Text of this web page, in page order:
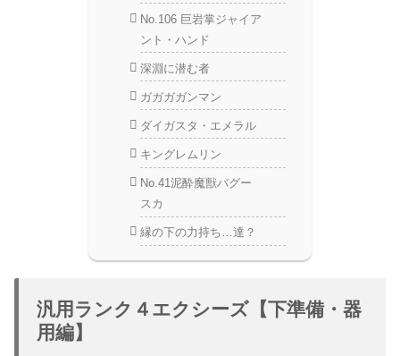
No.106 巨岩掌ジャイア
ント・ハンド
深淵に潜む者
ガガガガンマン
ダイガスタ・エメラル
キングレムリン
No.41泥酔魔獣バグー
スカ
縁の下の力持ち…達？
汎用ランク４エクシーズ【下準備・器
用編】